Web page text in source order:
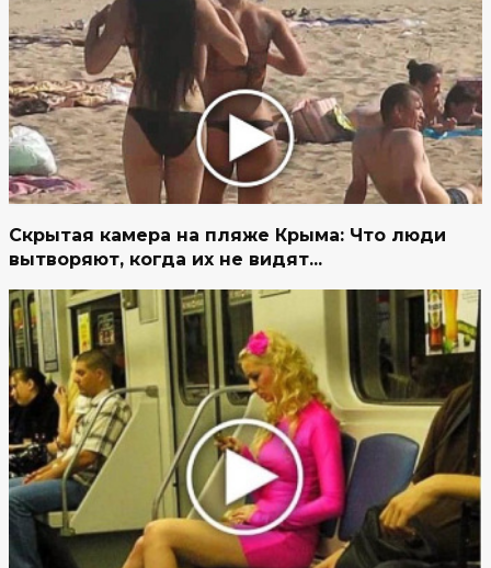
Скрытая камера на пляже Крыма: Что люди
вытворяют, когда их не видят...